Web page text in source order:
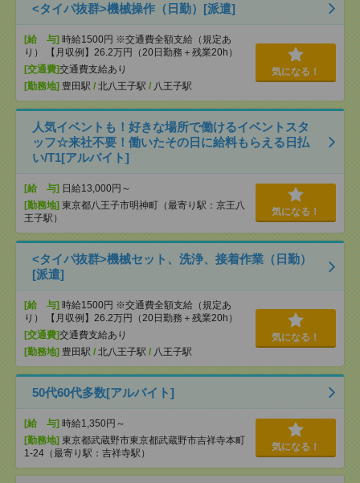
<タイパ抜群>機械操作（日勤）[派遣]
[給 与] 時給1500円 ※交通費全額支給（規定あ
り） 【月収例】26.2万円（20日勤務＋残業20h）
[交通費]交通費支給あり
[勤務地] 豊田駅 / 北八王子駅 / 八王子駅
気になる！
人気イベントも！好きな場所で働けるイベントスタ
ッフ☆来社不要！働いたその日に給料もらえる日払
い/T1[アルバイト]
[給 与] 日給13,000円～
[勤務地] 東京都八王子市明神町（最寄り駅：京王八
王子駅）
気になる！
<タイパ抜群>機械セット、洗浄、接着作業（日勤）
[派遣]
[給 与] 時給1500円 ※交通費全額支給（規定あ
り） 【月収例】26.2万円（20日勤務＋残業20h）
[交通費]交通費支給あり
[勤務地] 豊田駅 / 北八王子駅 / 八王子駅
気になる！
50代60代多数[アルバイト]
[給 与] 時給1,350円～
[勤務地] 東京都武蔵野市東京都武蔵野市吉祥寺本町
1-24（最寄り駅：吉祥寺駅）
気になる！